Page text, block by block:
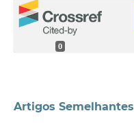
0
Artigos Semelhantes